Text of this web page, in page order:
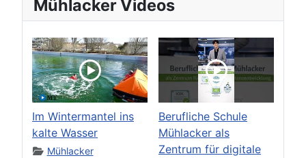
Mühlacker Videos
Im Wintermantel ins
kalte Wasser
Mühlacker
Berufliche Schule
Mühlacker als
Zentrum für digitale